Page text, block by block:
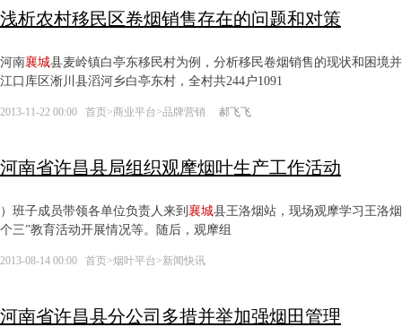
浅析农村移民区卷烟销售存在的问题和对策
河南襄城县麦岭镇白亭东移民村为例，分析移民卷烟销售的现状和
江口库区淅川县滔河乡白亭东村，全村共244户1091
2013-11-22 00:00 首页>商业平台>品牌营销 郝飞飞
河南省许昌县局组织观摩烟叶生产工作活动
）班子成员带领各单位负责人来到 襄城县王洛烟站，现场观摩学习王洛
个三”教育活动开展情况等。随后，观摩组
2013-08-14 00:00 首页>烟叶平台>新闻快讯
河南省许昌县分公司多措并举加强烟田管理